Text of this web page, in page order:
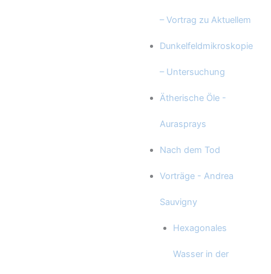
– Vortrag zu Aktuellem
Dunkelfeldmikroskopie
– Untersuchung
Ätherische Öle -
Aurasprays
Nach dem Tod
Vorträge - Andrea
Sauvigny
Hexagonales
Wasser in der